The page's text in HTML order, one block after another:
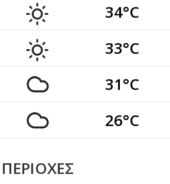
34°C
33°C
31°C
26°C
ΠΕΡΙΟΧΕΣ